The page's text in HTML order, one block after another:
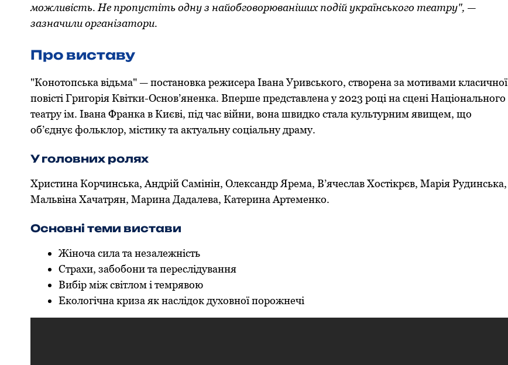
можливість. Не пропустіть одну з найобговорюваніших подій українського театру", —
зазначили організатори.
Про виставу
"Конотопська відьма" — постановка режисера Івана Уривського, створена за мотивами класичної
повісті Григорія Квітки-Основ’яненка. Вперше представлена у 2023 році на сцені Національного
театру ім. Івана Франка в Києві, під час війни, вона швидко стала культурним явищем, що
об’єднує фольклор, містику та актуальну соціальну драму.
У головних ролях
Христина Корчинська, Андрій Самінін, Олександр Ярема, В’ячеслав Хостікрєв, Марія Рудинська,
Мальвіна Хачатрян, Марина Дадалева, Катерина Артеменко.
Основні теми вистави
Жіноча сила та незалежність
Страхи, забобони та переслідування
Вибір між світлом і темрявою
Екологічна криза як наслідок духовної порожнечі